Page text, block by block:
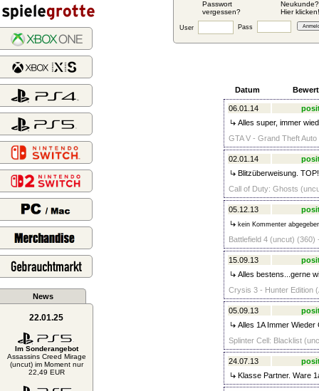
Passwort
vergessen?
Neukunde?
Hier klicken!
User Pass
News
22.01.25
Im Sonderangebot
Assassins Creed Mirage
(uncut) im Moment nur
22,49 EUR
Datum
06.01.14
Alles super, immer
GTA V - Grand Theft
02.01.14
Blitzüberweisung. TOP!
Call of Duty: Ghosts
05.12.13
kein Kommenter
Battlefield 4 (uncut) (360)
15.09.13
Alles bestens...gerne
Crysis 3 - Hunter Edition
05.09.13
Alles 1A Immer Wieder
Splinter Cell: Blacklist
24.07.13
Klasse Partner. Ware